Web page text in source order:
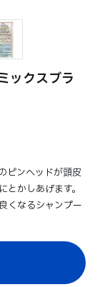
ックスブラ
ピンヘッドが頭皮
かしあげます。
くなるシャンプー